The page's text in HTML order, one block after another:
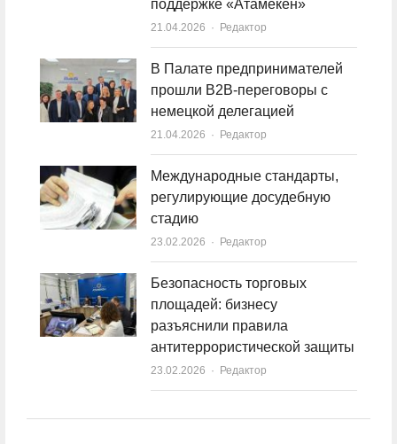
поддержке «Атамекен»
21.04.2026 Author
Редактор
В Палате предпринимателей
прошли B2B-переговоры с
немецкой делегацией
21.04.2026 Author
Редактор
Международные стандарты,
регулирующие досудебную
стадию
23.02.2026 Author
Редактор
Безопасность торговых
площадей: бизнесу
разъяснили правила
антитеррористической защиты
23.02.2026 Author
Редактор